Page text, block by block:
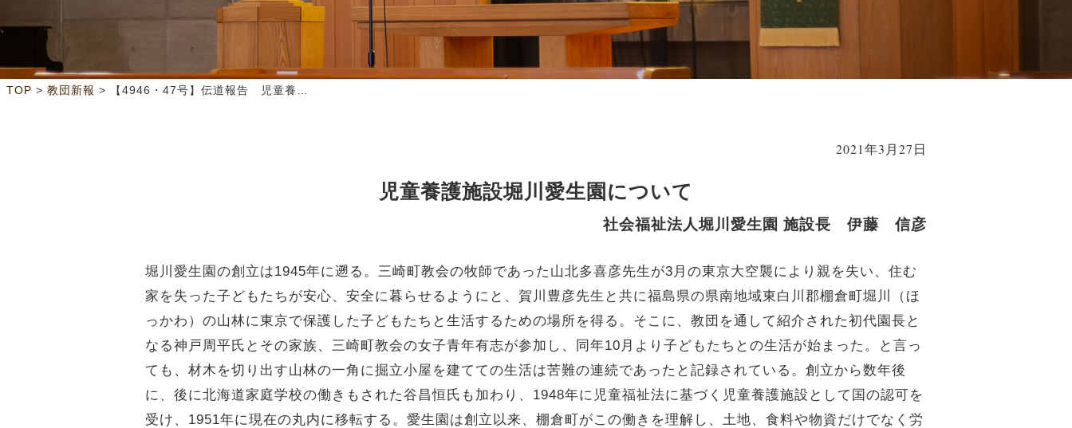
TOP > 教団新報 > 【4946・47号】伝道報告 児童養護施設堀川愛生園について
2021年3月27日
児童養護施設堀川愛生園について
社会福祉法人堀川愛生園 施設長 伊藤 信彦
堀川愛生園の創立は1945年に遡る。三崎町教会の牧師であった山北多喜彦先生が3月の東京大空襲により親を失い、住む
家を失った子どもたちが安心、安全に暮らせるようにと、賀川豊彦先生と共に福島県の県南地域東白川郡棚倉町堀川（ほ
っかわ）の山林に東京で保護した子どもたちと生活するための場所を得る。そこに、教団を通して紹介された初代園長と
なる神戸周平氏とその家族、三崎町教会の女子青年有志が参加し、同年10月より子どもたちとの生活が始まった。と言っ
ても、材木を切り出す山林の一角に掘立小屋を建てての生活は苦難の連続であったと記録されている。創立から数年後
に、後に北海道家庭学校の働きもされた谷昌恒氏も加わり、1948年に児童福祉法に基づく児童養護施設として国の認可を
受け、1951年に現在の丸内に移転する。愛生園は創立以来、棚倉町がこの働きを理解し、土地、食料や物資だけでなく労